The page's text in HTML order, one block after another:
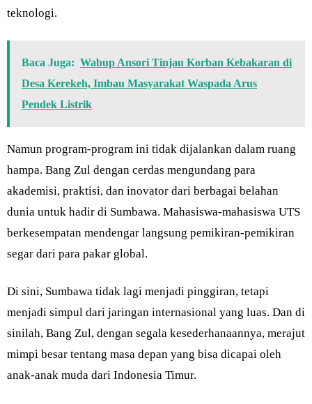
teknologi.
Baca Juga: Wabup Ansori Tinjau Korban Kebakaran di
Desa Kerekeh, Imbau Masyarakat Waspada Arus
Pendek Listrik
Namun program-program ini tidak dijalankan dalam ruang
hampa. Bang Zul dengan cerdas mengundang para
akademisi, praktisi, dan inovator dari berbagai belahan
dunia untuk hadir di Sumbawa. Mahasiswa-mahasiswa UTS
berkesempatan mendengar langsung pemikiran-pemikiran
segar dari para pakar global.
Di sini, Sumbawa tidak lagi menjadi pinggiran, tetapi
menjadi simpul dari jaringan internasional yang luas. Dan di
sinilah, Bang Zul, dengan segala kesederhanaannya, merajut
mimpi besar tentang masa depan yang bisa dicapai oleh
anak-anak muda dari Indonesia Timur.